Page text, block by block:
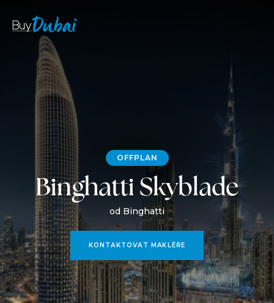
OFFPLAN
Binghatti Skyblade
od Binghatti
KONTAKTOVAT MAKLÉŘE